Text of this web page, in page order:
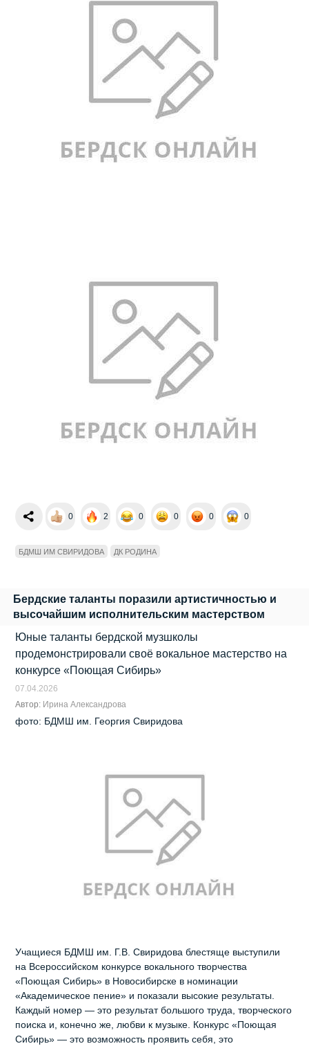
0 2 0 0 0 0
БДМШ ИМ СВИРИДОВА ДК РОДИНА
Бердские таланты поразили артистичностью и
высочайшим исполнительским мастерством
Юные таланты бердской музшколы
продемонстрировали своё вокальное мастерство на
конкурсе «Поющая Сибирь»
07.04.2026
Автор: Ирина Александрова
фото: БДМШ им. Георгия Свиридова
Учащиеся БДМШ им. Г.В. Свиридова блестяще выступили
на Всероссийском конкурсе вокального творчества
«Поющая Сибирь» в Новосибирске в номинации
«Академическое пение» и показали высокие результаты.
Каждый номер — это результат большого труда, творческого
поиска и, конечно же, любви к музыке. Конкурс «Поющая
Сибирь» — это возможность проявить себя, это